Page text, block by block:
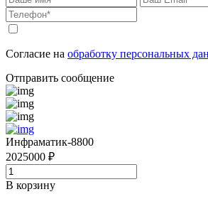
Согласие на обработку персональных
Отправить сообщение
Инфраматик-8800
2025000 ₽
В корзину